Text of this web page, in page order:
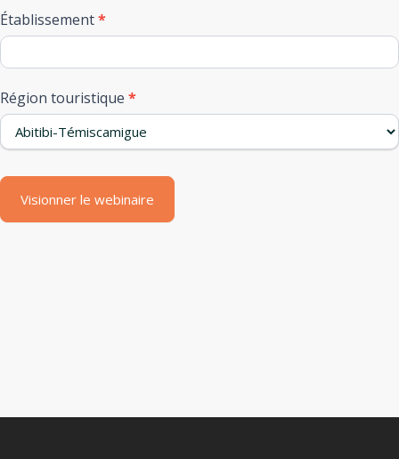
Établissement*
Région touristique*
Visionner le webinaire